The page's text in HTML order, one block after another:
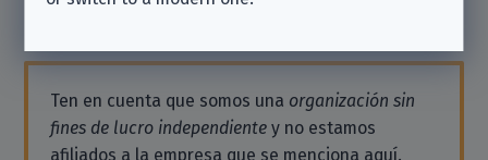
Ten en cuenta que somos una organización sin
fines de lucro independiente y no estamos
afiliados a la empresa que se menciona aquí.